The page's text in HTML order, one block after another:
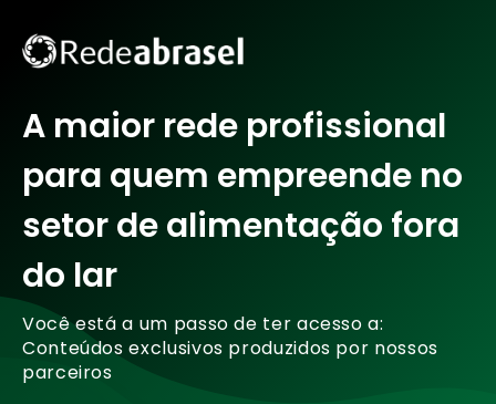
A maior rede profissional
para quem empreende no
setor de alimentação fora
do lar
Você está a um passo de ter acesso a:
Conteúdos exclusivos produzidos por nossos
parceiros